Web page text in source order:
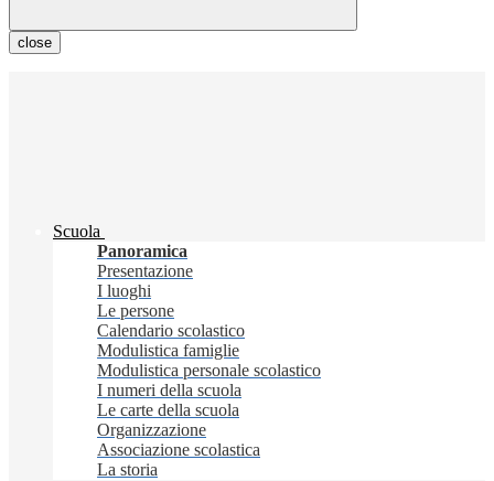
close
Scuola
Panoramica
Presentazione
I luoghi
Le persone
Calendario scolastico
Modulistica famiglie
Modulistica personale scolastico
I numeri della scuola
Le carte della scuola
Organizzazione
Associazione scolastica
La storia